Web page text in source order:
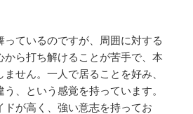
っているのですが、周囲に対する
から打ち解けることが苦手で、本
せん。一人で居ることを好み、
、という感覚を持っています。
ドが高く、強い意志を持ってお